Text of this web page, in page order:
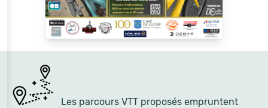
Les parcours VTT proposés empruntent